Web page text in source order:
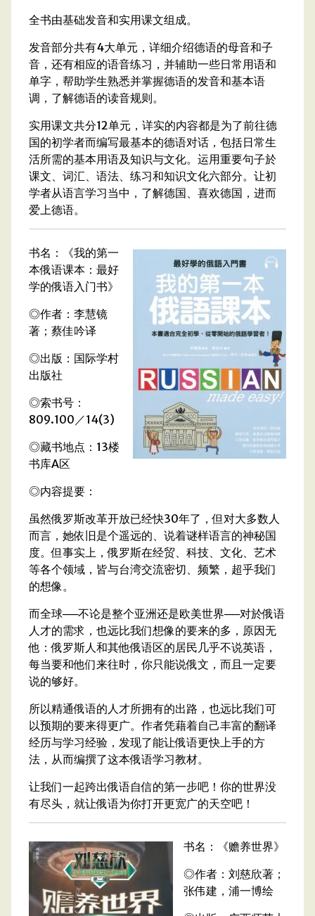
全书由基础发音和实用课文组成。
发音部分共有4大单元，详细介绍德语的母音和子
音，还有相应的语音练习，并辅助一些日常用语和
单字，帮助学生熟悉并掌握德语的发音和基本语
调，了解德语的读音规则。
实用课文共分12单元，详实的内容都是为了前往德
国的初学者而编写最基本的德语对话，包括日常生
活所需的基本用语及知识与文化。运用重要句子於
课文、词汇、语法、练习和知识文化六部分。让初
学者从语言学习当中，了解德国、喜欢德国，进而
爱上德语。
书名：《我的第一
本俄语课本：最好
学的俄语入门书》
◎作者：李慧镜
著；蔡佳吟译
◎出版：国际学村
出版社
◎索书号：
809.100／14(3)
◎藏书地点：13楼
书库A区
◎内容提要：
虽然俄罗斯改革开放已经快30年了，但对大多数人
而言，她依旧是个遥远的、说着谜样语言的神秘国
度。但事实上，俄罗斯在经贸、科技、文化、艺术
等各个领域，皆与台湾交流密切、频繁，超乎我们
的想像。
而全球──不论是整个亚洲还是欧美世界──对於俄语
人才的需求，也远比我们想像的要来的多，原因无
他：俄罗斯人和其他俄语区的居民几乎不说英语，
每当要和他们来往时，你只能说俄文，而且一定要
说的够好。
所以精通俄语的人才所拥有的出路，也远比我们可
以预期的要来得更广。作者凭藉着自己丰富的翻译
经历与学习经验，发现了能让俄语更快上手的方
法，从而编撰了这本俄语学习教材。
让我们一起跨出俄语自信的第一步吧！你的世界没
有尽头，就让俄语为你打开更宽广的天空吧！
书名：《赡养世界》
◎作者：刘慈欣著；
张伟建，浦一博绘